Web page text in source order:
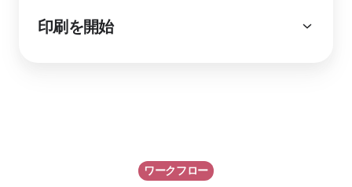
印刷を開始
ワークフロー